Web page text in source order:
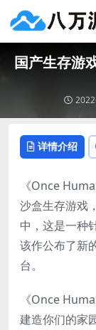
国产生存游
详情介绍
《Once
沙盒生存游戏
中，这是一种
该作公布了新
台。
《Once
建造你们的家